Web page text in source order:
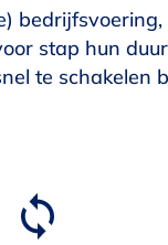
stap hun
te schakelen